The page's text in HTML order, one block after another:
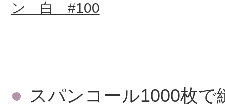
ン 白 #100
スパンコール1000枚で